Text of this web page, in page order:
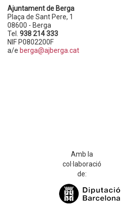
Ajuntament de Berga
Plaça de Sant Pere, 1
08600 - Berga
Tel. 938 214 333
NIF P0802200F
a/e berga@ajberga.cat
Amb la
col·laboració
de: